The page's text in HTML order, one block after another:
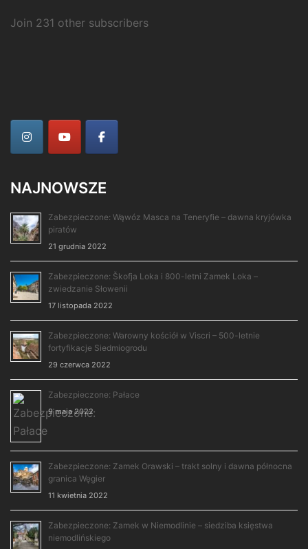
Join 231 other subscribers
NAJNOWSZE
Zabezpieczone: Wąwóz Masca na Teneryfie – dawna kryjówka
piratów
21 grudnia 2022
Zabezpieczone: Škofja Loka i 800-letni Zamek Loka –
zwiedzanie Słowenii
17 listopada 2022
Zabezpieczone: Warowny kościół w Viscri – 500-letnie
fortyfikacje Siedmiogrodu
29 czerwca 2022
Zabezpieczone: Pałace
9 maja 2022
Zabezpieczone: Zamek Orawski – trakt solny i dawna północna
granica Węgier
11 kwietnia 2022
Zabezpieczone: Zamek w Niemodlinie – siedziba księstwa
niemodlińskiego